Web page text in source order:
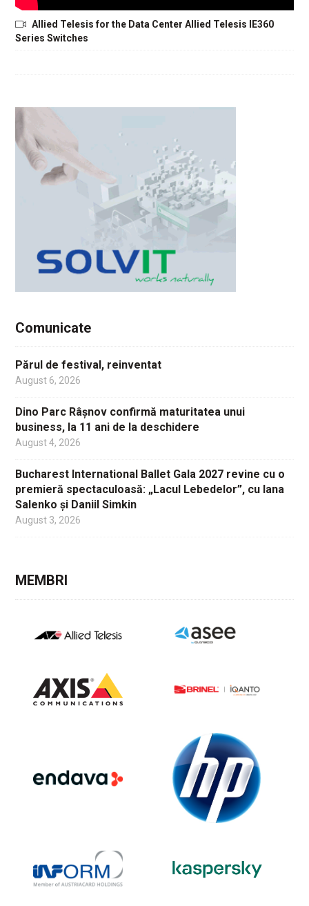
Allied Telesis for the Data Center Allied Telesis IE360
Series Switches
Comunicate
Părul de festival, reinventat
August 6, 2026
Dino Parc Râșnov confirmă maturitatea unui
business, la 11 ani de la deschidere
August 4, 2026
Bucharest International Ballet Gala 2027 revine cu o
premieră spectaculoasă: „Lacul Lebedelor”, cu Iana
Salenko și Daniil Simkin
August 3, 2026
MEMBRI